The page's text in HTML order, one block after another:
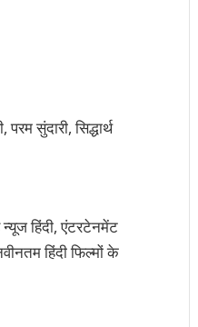
सुंदारी, सिद्धार्थ
हिंदी, एंटरटेनमेंट
हिंदी फिल्मों के